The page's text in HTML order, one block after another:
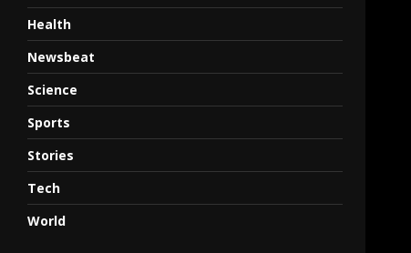
Health
Newsbeat
Science
Sports
Stories
Tech
World